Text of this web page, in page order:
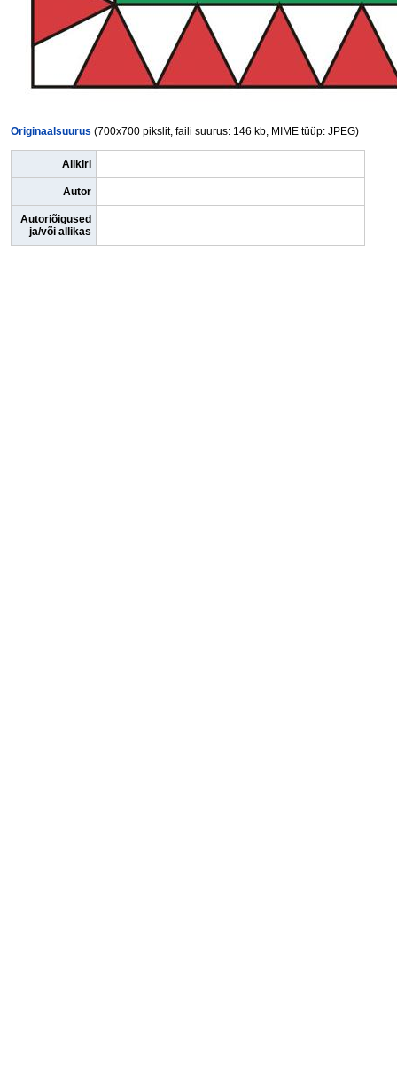
Originaalsuurus (700x700 pikslit, faili suurus: 146 kb, MIME tüüp: JPEG)
Allkiri
Autor
Autoriõigused
ja/või allikas